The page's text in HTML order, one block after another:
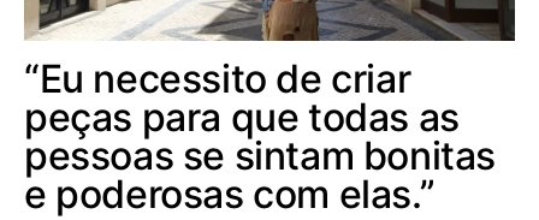
“Eu necessito de criar
peças para que todas as
pessoas se sintam bonitas
e poderosas com elas.”